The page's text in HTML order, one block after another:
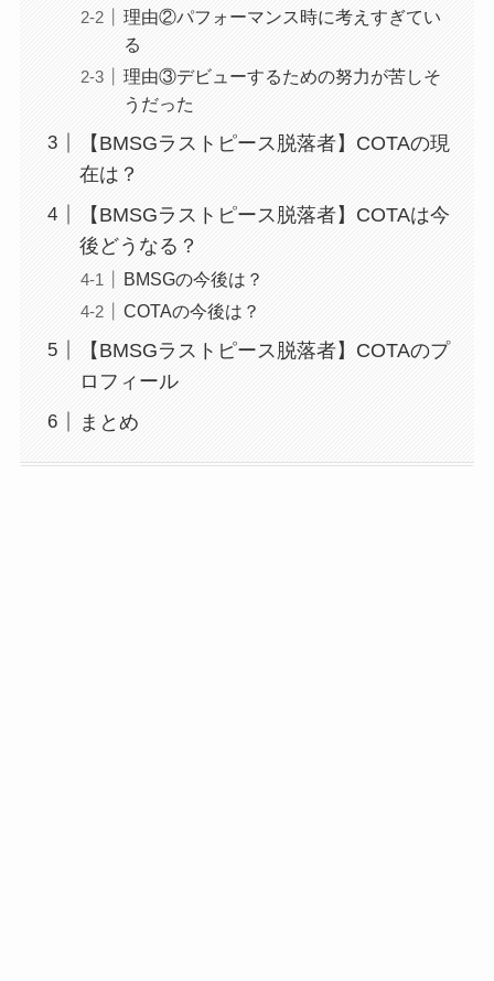
理由②パフォーマンス時に考えすぎてい
る
理由③デビューするための努力が苦しそ
うだった
【BMSGラストピース脱落者】COTAの現
在は？
【BMSGラストピース脱落者】COTAは今
後どうなる？
BMSGの今後は？
COTAの今後は？
【BMSGラストピース脱落者】COTAのプ
ロフィール
まとめ